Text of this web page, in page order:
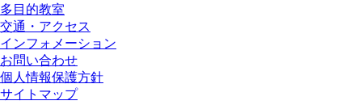
多目的教室
交通・アクセス
インフォメーション
お問い合わせ
個人情報保護方針
サイトマップ